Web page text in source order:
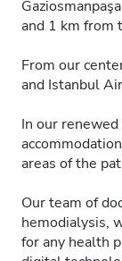
and 1 km from
From our
and Istanbul
In our
areas of the
Our team of
hemodialysis,
for any health